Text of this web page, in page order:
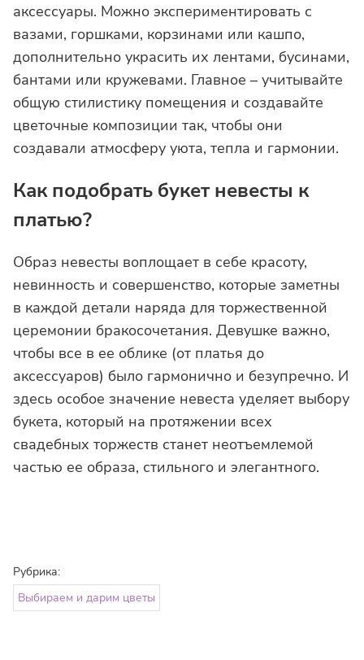
аксессуары. Можно экспериментировать с
вазами, горшками, корзинами или кашпо,
дополнительно украсить их лентами, бусинами,
бантами или кружевами. Главное – учитывайте
общую стилистику помещения и создавайте
цветочные композиции так, чтобы они
создавали атмосферу уюта, тепла и гармонии.
Как подобрать букет невесты к
платью?
Образ невесты воплощает в себе красоту,
невинность и совершенство, которые заметны
в каждой детали наряда для торжественной
церемонии бракосочетания. Девушке важно,
чтобы все в ее облике (от платья до
аксессуаров) было гармонично и безупречно. И
здесь особое значение невеста уделяет выбору
букета, который на протяжении всех
свадебных торжеств станет неотъемлемой
частью ее образа, стильного и элегантного.
Рубрика:
Выбираем и дарим цветы